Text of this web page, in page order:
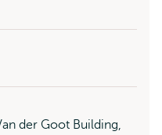
der Goot Building,